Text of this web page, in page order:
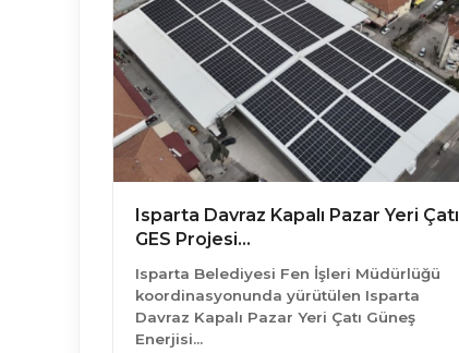
Isparta Davraz Kapalı Pazar Yeri Çatı
GES Projesi…
Isparta Belediyesi Fen İşleri Müdürlüğü
koordinasyonunda yürütülen Isparta
Davraz Kapalı Pazar Yeri Çatı Güneş
Enerjisi…